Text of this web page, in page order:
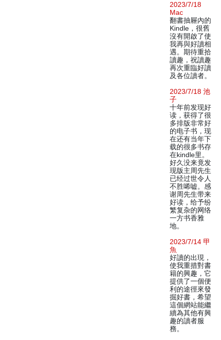
2023/7/18
Mac
翻書抽屜內的
Kindle，很舊
沒有開啟了使
我再與好讀相
遇。期待重拾
讀趣，祝讀趣
再次重臨好讀
及各位讀者。
2023/7/18 池
子
十年前发现好
读，获得了很
多排版非常好
的电子书，现
在还有当年下
载的很多书存
在kindle里。
好久没来竟发
现版主周先生
已经过世令人
不胜唏嘘。感
谢周先生带来
好读，给予纷
繁复杂的网络
一方书香雅
地。
2023/7/14 甲
魚
好讀的出現，
使我重措對書
籍的興趣，它
提供了一個便
利的途徑來發
掘好書，希望
這個網站能繼
續為其他有興
趣的讀者服
務。